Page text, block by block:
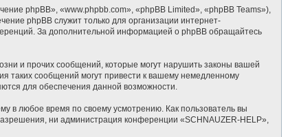
phpBB», «www.phpbb.com», «phpBB Limited», «phpBB Teams»),
phpBB служит только для организации интернет-
За дополнительной информацией о phpBB обращайтесь
и прочих сообщений, которые могут нарушить законы вашей
таких сообщений могут привести к вашему немедленному
для обеспечения данной возможности.
в любое время по своему усмотрению. Как пользователь вы
ни администрация конференции «SCHNAUZER-HELP»,